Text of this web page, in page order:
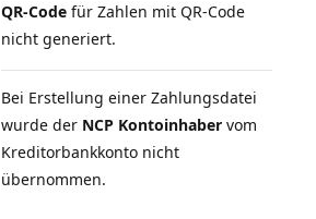
QR-Code für Zahlen mit QR-Code
nicht generiert.
Bei Erstellung einer Zahlungsdatei
wurde der NCP Kontoinhaber vom
Kreditorbankkonto nicht
übernommen.